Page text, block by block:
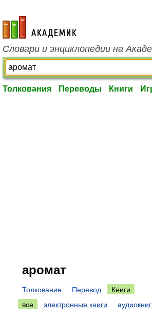
academic.ru
Словари и энциклопедии на
Толкования Переводы Книги
аромат
Толкование Перевод
Книги
все
электронные книги